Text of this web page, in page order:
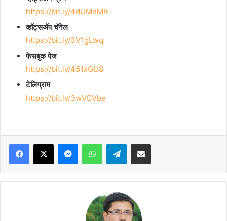
https://bit.ly/4dUMnMR
व्हॉट्सॲप चॅनेल
https://bit.ly/3V1gLwq
फेसबुक पेज
https://bit.ly/451xGU8
टेलिग्राम
https://bit.ly/3wVCVbe
Facebook
X MessengerWhatsAppTelegramShare via Email